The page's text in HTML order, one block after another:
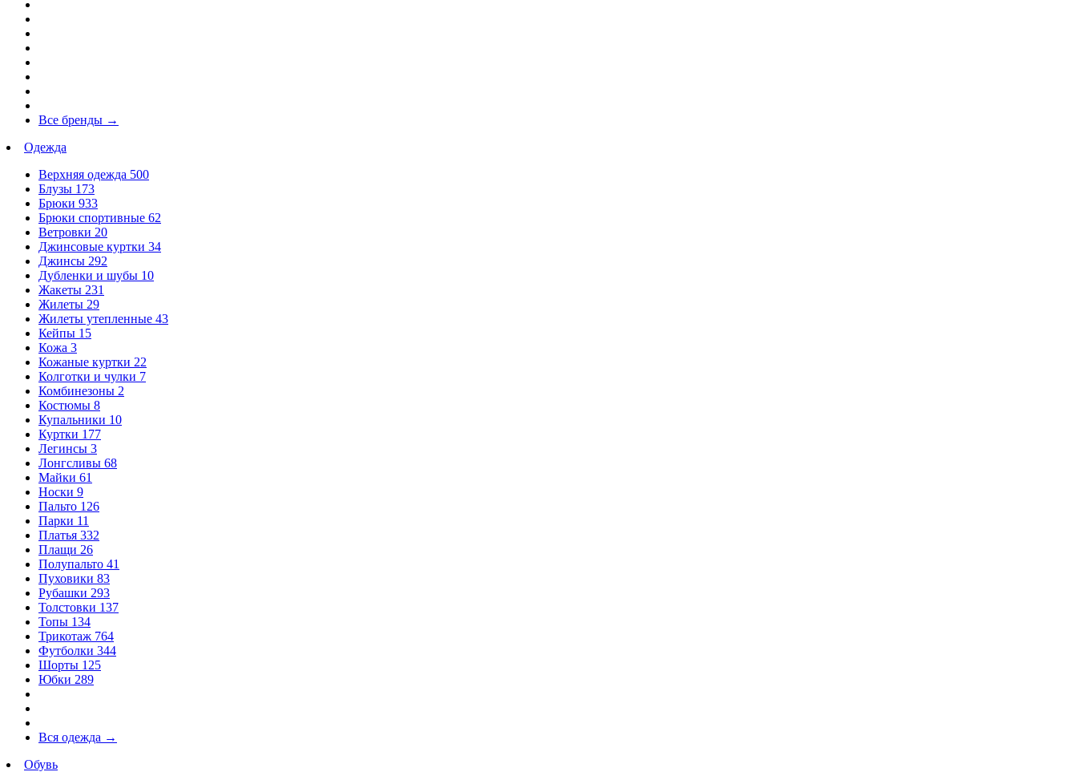
Все бренды →
Одежда
Верхняя одежда 500
Блузы 173
Брюки 933
Брюки спортивные 62
Ветровки 20
Джинсовые куртки 34
Джинсы 292
Дубленки и шубы 10
Жакеты 231
Жилеты 29
Жилеты утепленные 43
Кейпы 15
Кожа 3
Кожаные куртки 22
Колготки и чулки 7
Комбинезоны 2
Костюмы 8
Купальники 10
Куртки 177
Легинсы 3
Лонгсливы 68
Майки 61
Носки 9
Пальто 126
Парки 11
Платья 332
Плащи 26
Полупальто 41
Пуховики 83
Рубашки 293
Толстовки 137
Топы 134
Трикотаж 764
Футболки 344
Шорты 125
Юбки 289
Вся одежда →
Обувь